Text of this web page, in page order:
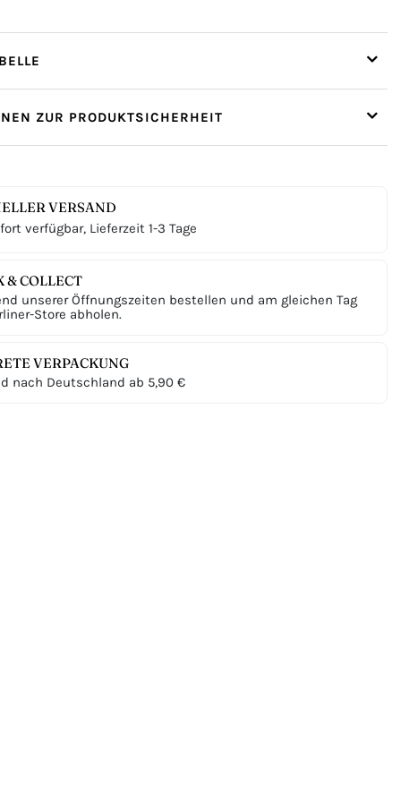
ZUR PRODUKTSICHERHEIT
VERSAND
verfügbar, Lieferzeit 1-3 Tage
& COLLECT
unserer Öffnungszeiten bestellen und am gleichen Tag
Store abholen.
VERPACKUNG
nach Deutschland ab 5,90 €